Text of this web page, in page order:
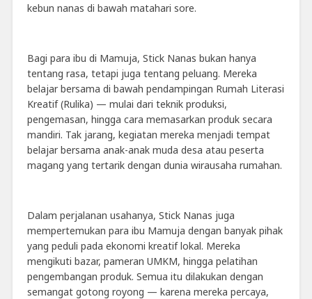
kebun nanas di bawah matahari sore.
Bagi para ibu di Mamuja, Stick Nanas bukan hanya
tentang rasa, tetapi juga tentang peluang. Mereka
belajar bersama di bawah pendampingan Rumah Literasi
Kreatif (Rulika) — mulai dari teknik produksi,
pengemasan, hingga cara memasarkan produk secara
mandiri. Tak jarang, kegiatan mereka menjadi tempat
belajar bersama anak-anak muda desa atau peserta
magang yang tertarik dengan dunia wirausaha rumahan.
Dalam perjalanan usahanya, Stick Nanas juga
mempertemukan para ibu Mamuja dengan banyak pihak
yang peduli pada ekonomi kreatif lokal. Mereka
mengikuti bazar, pameran UMKM, hingga pelatihan
pengembangan produk. Semua itu dilakukan dengan
semangat gotong royong — karena mereka percaya,